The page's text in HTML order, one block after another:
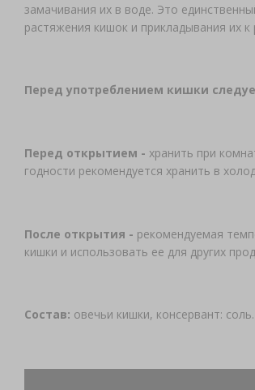
замачивания их в воде. Это
растяжения кишок и прикладывания их
Перед употреблением кишки
Перед открытием - хранить при
годности рекомендуется хранить в
После открытия - рекомендуемая
кишки и использовать ее для других
Состав: овечьи кишки, консервант: соль.